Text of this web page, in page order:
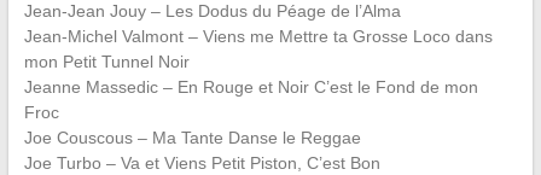
Jean-Jean Jouy – Les Dodus du Péage de l’Alma
Jean-Michel Valmont – Viens me Mettre ta Grosse Loco dans
mon Petit Tunnel Noir
Jeanne Massedic – En Rouge et Noir C’est le Fond de mon
Froc
Joe Couscous – Ma Tante Danse le Reggae
Joe Turbo – Va et Viens Petit Piston, C’est Bon